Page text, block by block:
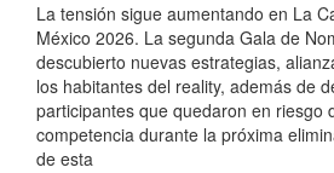
La tensión sigue aumentando en La
México 2026. La segunda Gala de
descubierto nuevas estrategias,
los habitantes del reality, además de
participantes que quedaron en riesgo
competencia durante la próxima
de esta